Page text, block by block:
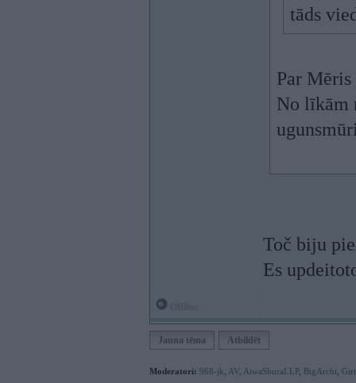
tāds
Par
No līkām
Toč biju
Es
Jauna tēma Atbildēt
Moderatori: 968-jk AV AiwaShuraLLP, BigArchi